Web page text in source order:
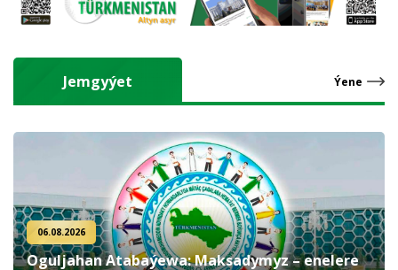
Jemgyýet Ýene
06.08.2026
Oguljahan Atabaýewa: Maksadymyz – enelere